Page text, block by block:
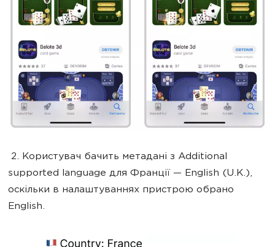
2. Користувач бачить метадані з Additional
supported language для Франції — English (U.K.),
оскільки в налаштуваннях пристрою обрано
English.